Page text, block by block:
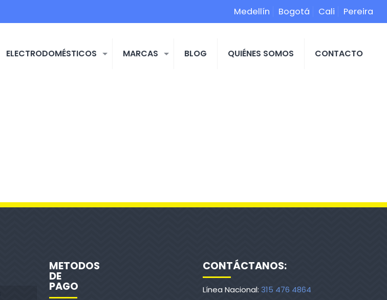
Medellín Bogotá Cali Pereira
ELECTRODOMÉSTICOS MARCAS BLOG QUIÉNES SOMOS CONTACTO
METODOS
DE
PAGO
CONTÁCTANOS:
Línea Nacional: 315 476 4864